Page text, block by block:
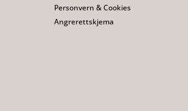
Personvern & Cookies
Angrerettskjema